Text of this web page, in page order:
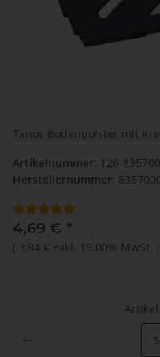
Tanos Bodenpolster mit
Artikelnummer: 126-
Herstellernummer:
4,69 € *
( 3,94 € exkl. 19.00% MwSt. )
Artikel